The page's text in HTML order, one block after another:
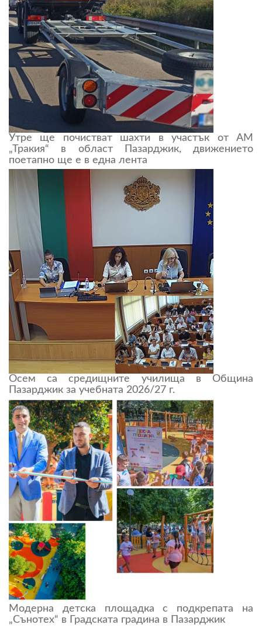
Утре ще почистват шахти в участък от АМ
„Тракия“ в област Пазарджик, движението
поетапно ще е в една лента
Осем са средищните училища в Община
Пазарджик за учебната 2026/27 г.
Модерна детска площадка с подкрепата на
„Сънотех“ в Градската градина в Пазарджик